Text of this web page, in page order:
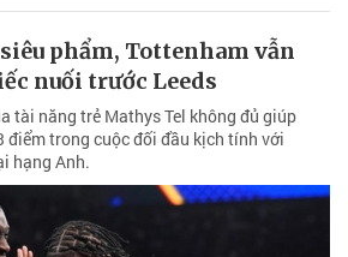
phẩm, Tottenham vẫn
nuối trước Leeds
tài năng trẻ Mathys Tel không đủ giúp
điểm trong cuộc đối đầu kịch tính với
hạng Anh.